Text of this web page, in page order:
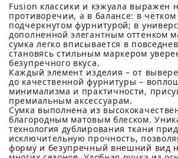
Fusion классики и кэжуала выражен
противоречии, а в балансе: в чётком
подчеркнутом фурнитурой; в
дополненной элегантным оттенком
сумка легко вписывается в
становясь стильным маркером
безупречного вкуса.
Каждый элемент изделия – от
до качественной фурнитуры –
минимализма и практичности,
премиальным аксессуарам.
Сумка выполнена из
благородным матовым блеском.
технология дублирования ткани
исключительную прочность,
форму и безупречный внешний вид